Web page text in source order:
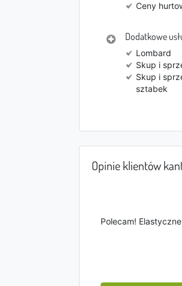
Ceny
Dodatkowe
Lombard
Skup i
Skup i
sztabek
Opinie klientów
Polecam!